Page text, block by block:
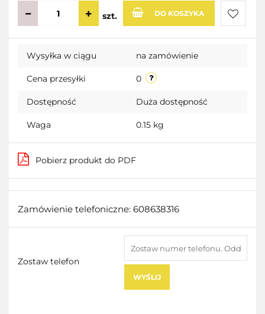
szt. DO KOSZYKA
Do
Wysyłka w ciągu na zamówienie
Cena przesyłki 0
Dostępność Duża dostępność
Waga 0.15 kg
Pobierz produkt do PDF
Zamówienie telefoniczne: 608638316
Zostaw telefon
WYŚLIJ